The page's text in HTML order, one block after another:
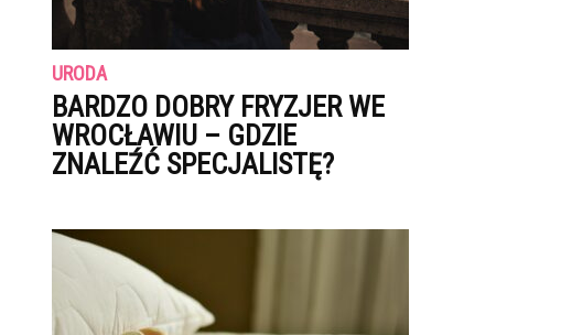
URODA
BARDZO DOBRY FRYZJER WE
WROCŁAWIU – GDZIE
ZNALEŹĆ SPECJALISTĘ?